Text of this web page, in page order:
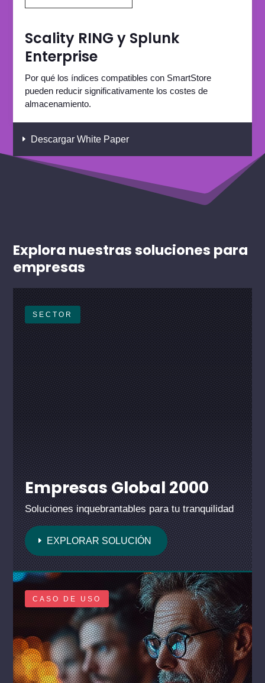
Scality RING y Splunk
Enterprise
Por qué los índices compatibles con SmartStore
pueden reducir significativamente los costes de
almacenamiento.
Descargar White Paper
Explora nuestras soluciones para
empresas
SECTOR
Empresas Global 2000
Soluciones inquebrantables para tu tranquilidad
EXPLORAR SOLUCIÓN
CASO DE USO